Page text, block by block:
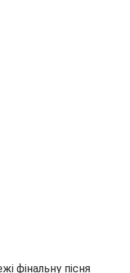
фінальну пісня